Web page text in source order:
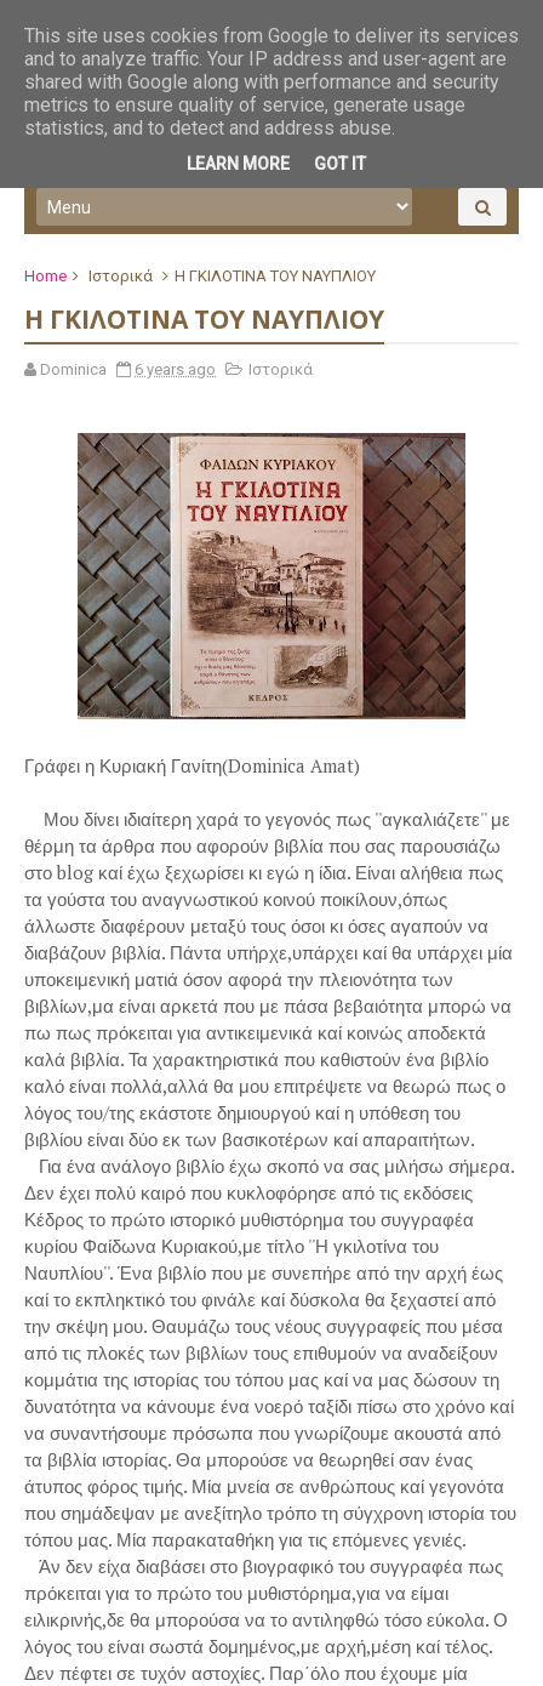
Home Ιστορικά Η ΓΚΙΛΟΤΙΝΑ ΤΟΥ ΝΑΥΠΛΙΟΥ
Η ΓΚΙΛΟΤΙΝΑ ΤΟΥ ΝΑΥΠΛΙΟΥ
Dominica 6 years ago Ιστορικά
Γράφει η Κυριακή Γανίτη(Dominica Amat)
Μου δίνει ιδιαίτερη χαρά το γεγονός πως ''αγκαλιάζετε'' με
θέρμη τα άρθρα που αφορούν βιβλία που σας παρουσιάζω
στο blog καί έχω ξεχωρίσει κι εγώ η ίδια. Είναι αλήθεια πως
τα γούστα του αναγνωστικού κοινού ποικίλουν,όπως
άλλωστε διαφέρουν μεταξύ τους όσοι κι όσες αγαπούν να
διαβάζουν βιβλία. Πάντα υπήρχε,υπάρχει καί θα υπάρχει μία
υποκειμενική ματιά όσον αφορά την πλειονότητα των
βιβλίων,μα είναι αρκετά που με πάσα βεβαιότητα μπορώ να
πω πως πρόκειται για αντικειμενικά καί κοινώς αποδεκτά
καλά βιβλία. Τα χαρακτηριστικά που καθιστούν ένα βιβλίο
καλό είναι πολλά,αλλά θα μου επιτρέψετε να θεωρώ πως ο
λόγος του/της εκάστοτε δημιουργού καί η υπόθεση του
βιβλίου είναι δύο εκ των βασικοτέρων καί απαραιτήτων.
Για ένα ανάλογο βιβλίο έχω σκοπό να σας μιλήσω σήμερα.
Δεν έχει πολύ καιρό που κυκλοφόρησε από τις εκδόσεις
Κέδρος το πρώτο ιστορικό μυθιστόρημα του συγγραφέα
κυρίου Φαίδωνα Κυριακού,με τίτλο ''Η γκιλοτίνα του
Ναυπλίου''. Ένα βιβλίο που με συνεπήρε από την αρχή έως
καί το εκπληκτικό του φινάλε καί δύσκολα θα ξεχαστεί από
την σκέψη μου. Θαυμάζω τους νέους συγγραφείς που μέσα
από τις πλοκές των βιβλίων τους επιθυμούν να αναδείξουν
κομμάτια της ιστορίας του τόπου μας καί να μας δώσουν τη
δυνατότητα να κάνουμε ένα νοερό ταξίδι πίσω στο χρόνο καί
να συναντήσουμε πρόσωπα που γνωρίζουμε ακουστά από
τα βιβλία ιστορίας. Θα μπορούσε να θεωρηθεί σαν ένας
άτυπος φόρος τιμής. Μία μνεία σε ανθρώπους καί γεγονότα
που σημάδεψαν με ανεξίτηλο τρόπο τη σύγχρονη ιστορία του
τόπου μας. Μία παρακαταθήκη για τις επόμενες γενιές.
Άν δεν είχα διαβάσει στο βιογραφικό του συγγραφέα πως
πρόκειται για το πρώτο του μυθιστόρημα,για να είμαι
ειλικρινής,δε θα μπορούσα να το αντιληφθώ τόσο εύκολα. Ο
λόγος του είναι σωστά δομημένος,με αρχή,μέση καί τέλος.
Δεν πέφτει σε τυχόν αστοχίες. Παρ΄όλο που έχουμε μία
This site uses cookies from Google to deliver its services
and to analyze traffic. Your IP address and user-agent are
shared with Google along with performance and security
metrics to ensure quality of service, generate usage
statistics, and to detect and address abuse.
LEARN MORE GOT IT